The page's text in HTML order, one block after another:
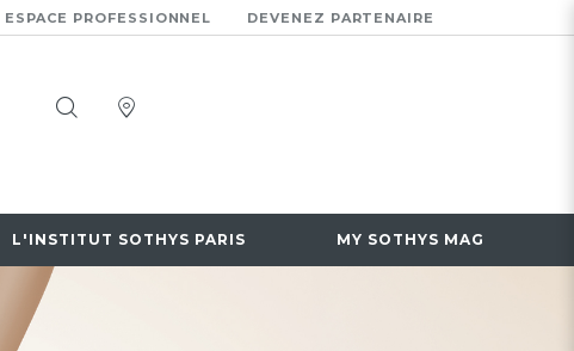
ESPACE PROFESSIONNEL DEVENEZ PARTENAIRE
L'INSTITUT SOTHYS PARIS MY SOTHYS MAG